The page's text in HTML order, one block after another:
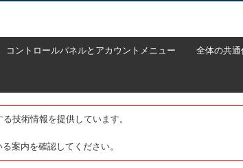
コントロールパネルとアカウントメニュー 全体の共
技術情報を提供しています。
案内を確認してください。